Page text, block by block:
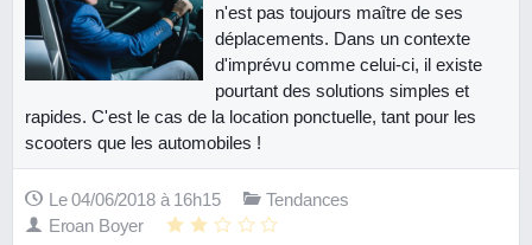
n'est pas toujours maître de ses
déplacements. Dans un contexte
d'imprévu comme celui-ci, il existe
pourtant des solutions simples et
rapides. C'est le cas de la location ponctuelle, tant pour les
scooters que les automobiles !
Le 04/06/2018 à 16h15
Tendances
Eroan Boyer